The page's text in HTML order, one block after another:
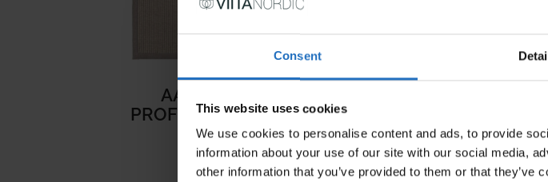
Consent
This website uses cookies
We use cookies to personalise content and ads, to provide
information about your use of our site with our social media,
other information that you’ve provided to them or that they’ve
AALTO – ACHETEZ 3 &
PROFITEZ DE 30% DE RABAIS
Dès 417 €
TVA incl. Livraison gratuite.
Livrable en 10-15 jours de travail
Dès
TVA incl.
Livrable en 10-15